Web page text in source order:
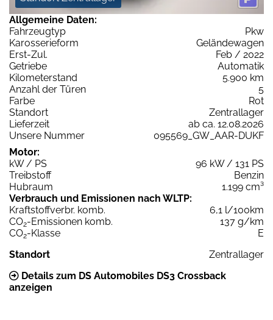
Allgemeine Daten:
Fahrzeugtyp
Pkw
Karosserieform
Geländewagen
Erst-Zul.
Feb / 2022
Getriebe
Automatik
Kilometerstand
5.900 km
Anzahl der Türen
5
Farbe
Rot
Standort
Zentrallager
Lieferzeit
ab ca. 12.08.2026
Unsere Nummer
095569_GW_AAR-DUKF
Motor:
kW / PS
96 kW / 131 PS
Treibstoff
Benzin
Hubraum
1.199 cm³
Verbrauch und Emissionen nach WLTP:
Kraftstoffverbr. komb.
6,1 l/100km
CO2-Emissionen komb.
137 g/km
CO2-Klasse
E
Standort
Zentrallager
Details zum DS Automobiles DS3 Crossback
anzeigen